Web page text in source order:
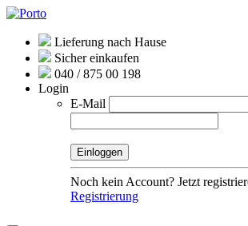
Lieferung nach Hause
Sicher einkaufen
040 / 875 00 198
Login
E-Mail
Noch kein Account? Jetzt
Registrierung